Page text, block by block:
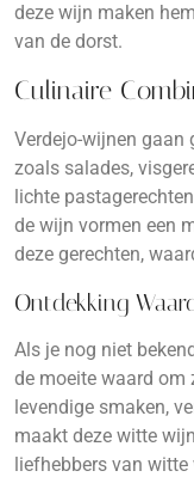
deze wijn maken
van de dorst.
Culinaire
Verdejo-wijnen gaan
zoals salades,
lichte
de wijn vormen een
deze gerechten,
Ontdekking
Als je nog niet
de moeite waard om
levendige smaken,
maakt deze witte
liefhebbers van witte